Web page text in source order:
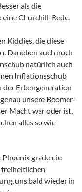
als die
eine Churchill-Rede.
Kiddies, die diese
Daneben auch noch
natürlich auch
Inflationsschub
der Erbengeneration
unsere Boomer-
Macht war oder ist,
alles so wie
grade die
freiheitlichen
uns bald wieder in